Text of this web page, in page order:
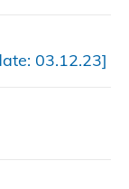
03.12.23]